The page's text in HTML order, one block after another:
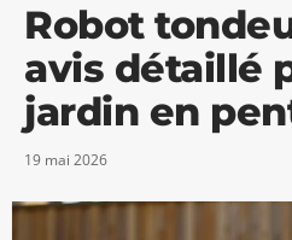
Robot
avis détaillé
jardin en
19 mai 2026